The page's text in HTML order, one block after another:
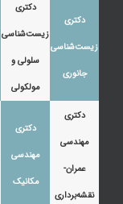
دکتری
زیست‌شناسی
جانوری
دکتری
زیست‌شناسی
سلولی و
مولکولی
دکتری
مهندسی
عمران-
نقشه‌برداری
دکتری
مهندسی
مکانیک